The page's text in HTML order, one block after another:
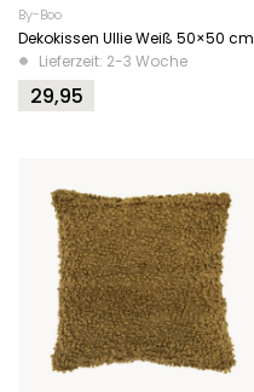
By-Boo
Dekokissen Ullie Weiß 50×50 cm
Lieferzeit: 2-3 Woche
29,95